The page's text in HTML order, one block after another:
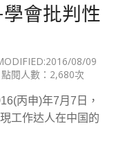
會批判性
2016/08/09
點閱人數：2,680次
丙申)年7月7日，
工作达人在中国的